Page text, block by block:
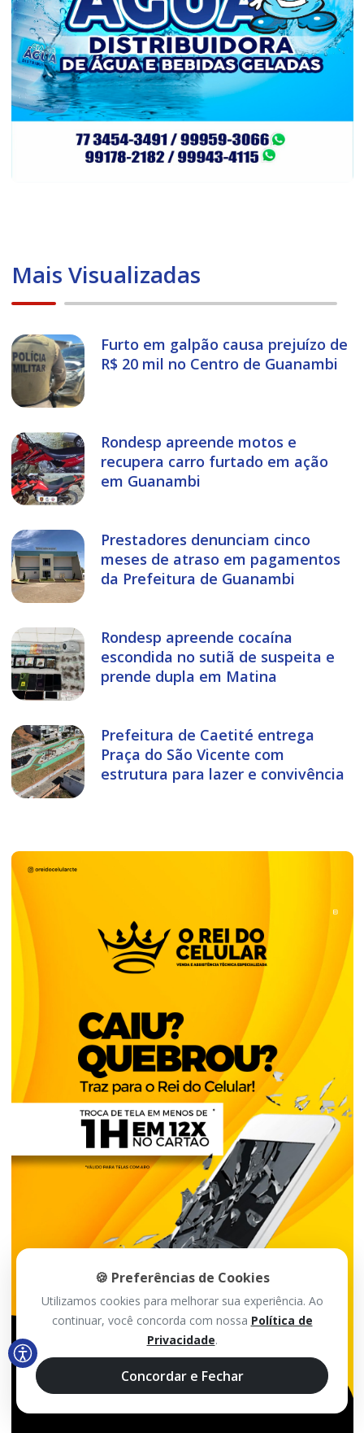
Mais Visualizadas
Furto em galpão causa prejuízo de
R$ 20 mil no Centro de Guanambi
Rondesp apreende motos e
recupera carro furtado em ação
em Guanambi
Prestadores denunciam cinco
meses de atraso em pagamentos
da Prefeitura de Guanambi
Rondesp apreende cocaína
escondida no sutiã de suspeita e
prende dupla em Matina
Prefeitura de Caetité entrega
Praça do São Vicente com
estrutura para lazer e convivência
🍪 Preferências de Cookies
Utilizamos cookies para melhorar sua experiência. Ao
continuar, você concorda com nossa Política de
Privacidade.
Concordar e Fechar